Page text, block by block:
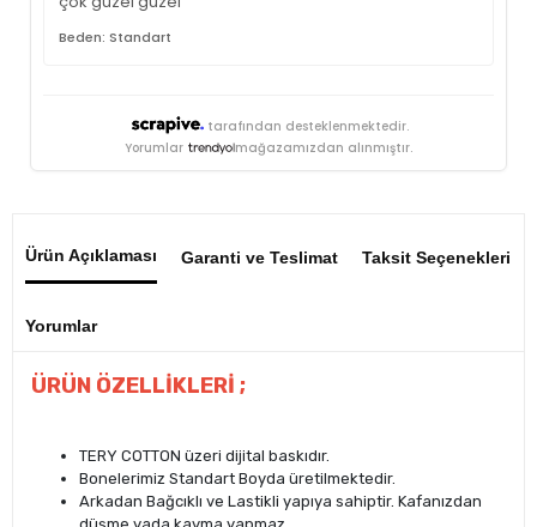
Beden: Standart
tarafından desteklenmektedir.
Yorumlar
mağazamızdan alınmıştır.
Ürün Açıklaması Garanti ve Teslimat Taksit Seçenekleri
Yorumlar
ÜRÜN ÖZELLİKLERİ ;
TERY COTTON üzeri dijital baskıdır.
Bonelerimiz Standart Boyda üretilmektedir.
Arkadan Bağcıklı ve Lastikli yapıya sahiptir. Kafanızdan